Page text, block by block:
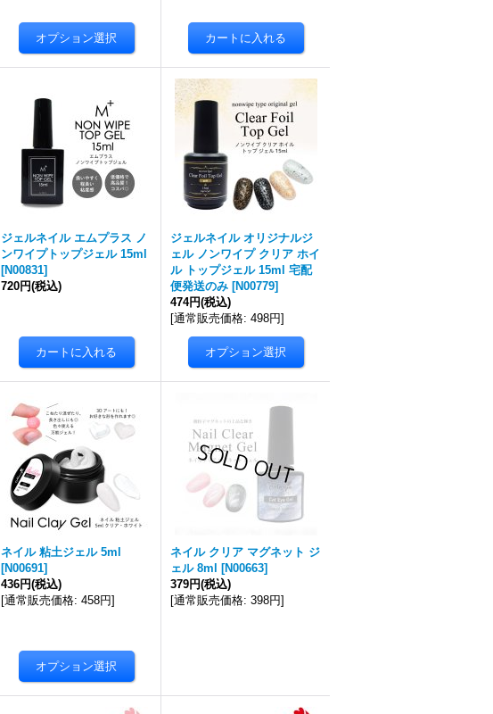
ジェルネイル エムプラス ノ
ンワイプトップジェル 15ml
[N00831]
720円(税込)
ジェルネイル オリジナルジ
ェル ノンワイプ クリア ホイ
ル トップジェル 15ml 宅配
便発送のみ [N00779]
474円(税込)
[通常販売価格: 498円]
ネイル 粘土ジェル 5ml
[N00691]
436円(税込)
[通常販売価格: 458円]
ネイル クリア マグネット ジ
ェル 8ml
[N00663]
379円(税込)
[通常販売価格: 398円]